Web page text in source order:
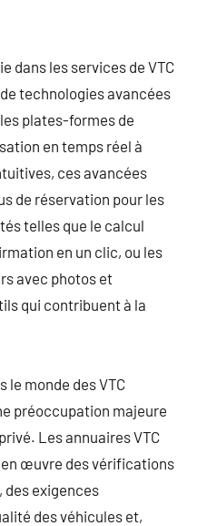
dans les services de VTC
de technologies avancées
plates-formes de
en temps réel à
ces avancées
de réservation pour les
telles que le calcul
en un clic, ou les
avec photos et
qui contribuent à la
le monde des VTC
préoccupation majeure
Les annuaires VTC
œuvre des vérifications
des exigences
des véhicules et,